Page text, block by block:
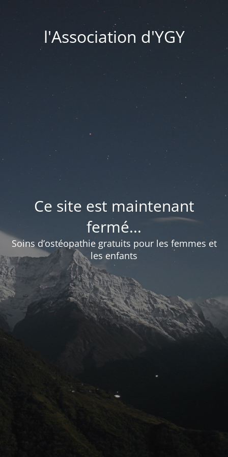
l'Association d'YGY
Ce site est maintenant
fermé...
Soins d’ostéopathie gratuits pour les femmes et
les enfants